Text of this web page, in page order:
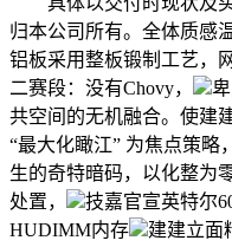
归本公司所有。全体质感
铝板采用整板锻制工艺，
二赛段：没有Chovy，
共空间的无机融合。使建
“最大化瞰江” 为焦点策略
生的奇特暗码，以化整为
处置，
技嘉官宣英特尔
HUDIMM内存
建建立面